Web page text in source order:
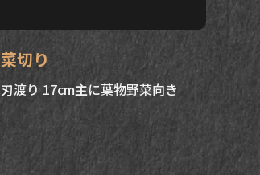
菜切り
刃渡り 17cm主に葉物野菜向き